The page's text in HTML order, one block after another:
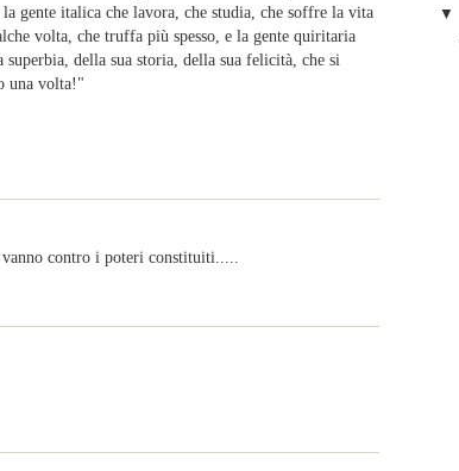
gente italica che lavora, che studia, che soffre la vita
volta, che truffa più spesso, e la gente quiritaria
della sua storia, della sua felicità, che si
una volta!"
contro i poteri constituiti.....
▼